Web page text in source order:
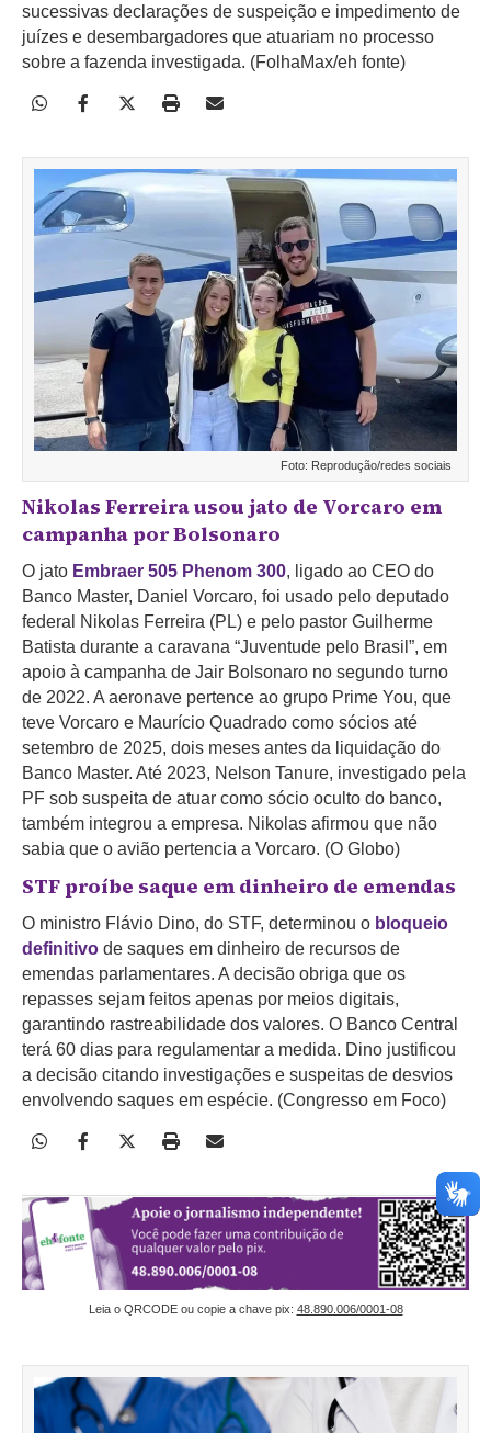
sucessivas declarações de suspeição e impedimento de
juízes e desembargadores que atuariam no processo
sobre a fazenda investigada. (FolhaMax/eh fonte)
Foto: Reprodução/redes sociais
Nikolas Ferreira usou jato de Vorcaro em
campanha por Bolsonaro
O jato Embraer 505 Phenom 300, ligado ao CEO do
Banco Master, Daniel Vorcaro, foi usado pelo deputado
federal Nikolas Ferreira (PL) e pelo pastor Guilherme
Batista durante a caravana “Juventude pelo Brasil”, em
apoio à campanha de Jair Bolsonaro no segundo turno
de 2022. A aeronave pertence ao grupo Prime You, que
teve Vorcaro e Maurício Quadrado como sócios até
setembro de 2025, dois meses antes da liquidação do
Banco Master. Até 2023, Nelson Tanure, investigado pela
PF sob suspeita de atuar como sócio oculto do banco,
também integrou a empresa. Nikolas afirmou que não
sabia que o avião pertencia a Vorcaro. (O Globo)
STF proíbe saque em dinheiro de emendas
O ministro Flávio Dino, do STF, determinou o bloqueio
definitivo de saques em dinheiro de recursos de
emendas parlamentares. A decisão obriga que os
repasses sejam feitos apenas por meios digitais,
garantindo rastreabilidade dos valores. O Banco Central
terá 60 dias para regulamentar a medida. Dino justificou
a decisão citando investigações e suspeitas de desvios
envolvendo saques em espécie. (Congresso em Foco)
Leia o QRCODE ou copie a chave pix: 48.890.006/0001-08